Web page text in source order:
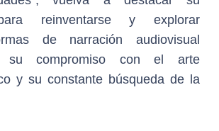
reinventarse y explorar
de narración audiovisual
su compromiso con el arte
y su constante búsqueda de la